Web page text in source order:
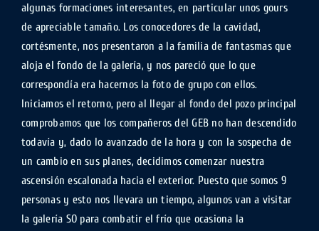
algunas formaciones interesantes, en particular unos gours
de apreciable tamaño. Los conocedores de la cavidad,
cortésmente, nos presentaron a la familia de fantasmas que
aloja el fondo de la galería, y nos pareció que lo que
correspondía era hacernos la foto de grupo con ellos.
Iniciamos el retorno, pero al llegar al fondo del pozo principal
comprobamos que los compañeros del GEB no han descendido
todavía y, dado lo avanzado de la hora y con la sospecha de
un cambio en sus planes, decidimos comenzar nuestra
ascensión escalonada hacia el exterior. Puesto que somos 9
personas y esto nos llevara un tiempo, algunos van a visitar
la galería SO para combatir el frío que ocasiona la